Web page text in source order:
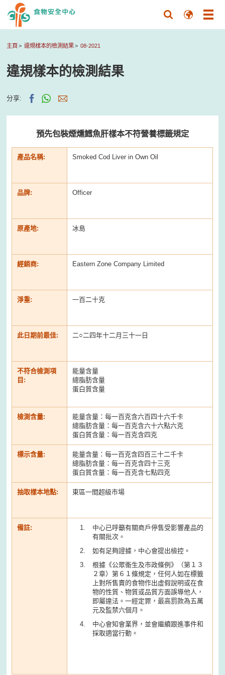
主頁 違規樣本的檢測結果 08-2021
違規樣本的檢測結果
分享:
預先包裝煙燻鱈魚肝樣本不符營養標籤規定
產品名稱: Smoked Cod Liver in Own Oil
品牌: Officer
原產地: 冰島
經銷商: Eastern Zone Company Limited
淨重: 一百二十克
此日期前最佳: 二○二四年十二月三十一日
不符合檢測項
目:
能量含量
總脂肪含量
蛋白質含量
檢測含量:
能量含量：每一百克含六百四十六千卡
總脂肪含量：每一百克含六十六點六克
蛋白質含量：每一百克含四克
標示含量:
能量含量：每一百克含四百三十二千卡
總脂肪含量：每一百克含四十三克
蛋白質含量：每一百克含七點四克
抽取樣本地點: 東區一間超級市場
備註:
中心已呼籲有關商戶停售受影響產品的
有關批次。
如有足夠證據，中心會提出檢控。
根據《公眾衞生及市政條例》（第１３
２章）第６１條規定，任何人如在標籤
上對所售賣的食物作出虛假說明或在食
物的性質、物質或品質方面誤導他人，
即屬違法。一經定罪，最高罰款為五萬
元及監禁六個月。
中心會知會業界，並會繼續跟進事件和
採取適當行動。